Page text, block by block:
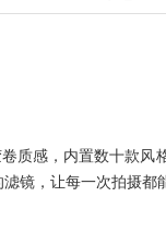
质感，内置数十款
镜，让每一次拍摄